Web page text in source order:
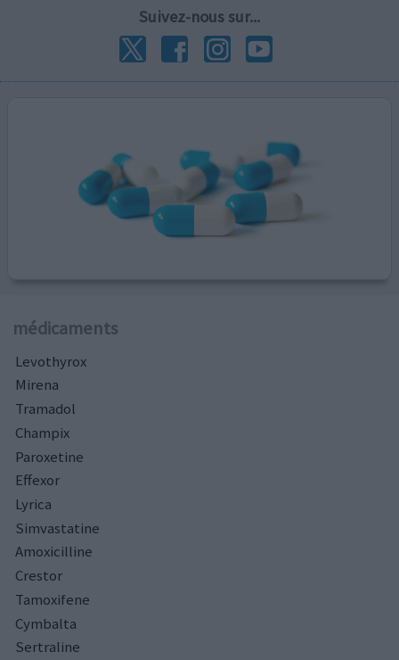
Suivez-nous sur...
médicaments
Levothyrox
Mirena
Tramadol
Champix
Paroxetine
Effexor
Lyrica
Simvastatine
Amoxicilline
Crestor
Tamoxifene
Cymbalta
Sertraline